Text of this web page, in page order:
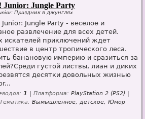
Junior: Jungle Party
Праздник в джунглях
Junior: Jungle Party - веселое и
развлечение для всех детей.
искателей приключений ждет
в центр тропического леса.
банановую империю и сразиться за
густой листвы, лиан и диких
десятки довольных жизнью
1 Платформа: PlayStation 2 (PS2) |
Тематика: Вымышленное, детское, Юмор